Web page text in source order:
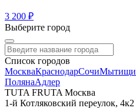
3 200 ₽
Выберите город
Список городов
МоскваКраснодарСочиМытищи
ПолянаАдлер
TUTA FRUTA Москва
1-й Котляковский переулок, 4к2